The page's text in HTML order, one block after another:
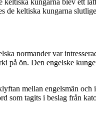
keltiska kungarna
normander var
på ön. Den engelske
mellan engelsmän
som tagits i beslag från